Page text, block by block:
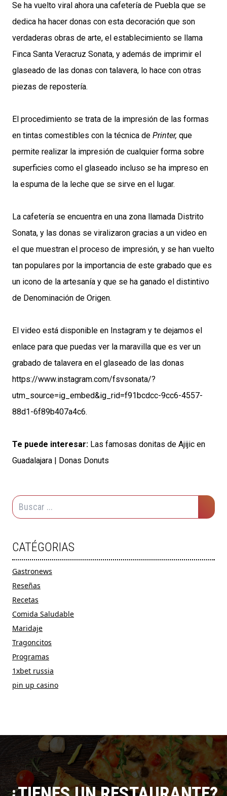
Se ha vuelto viral ahora una cafetería de Puebla que se
dedica ha hacer donas con esta decoración que son
verdaderas obras de arte, el establecimiento se llama
Finca Santa Veracruz Sonata, y además de imprimir el
glaseado de las donas con talavera, lo hace con otras
piezas de repostería.
El procedimiento se trata de la impresión de las formas
en tintas comestibles con la técnica de Printer, que
permite realizar la impresión de cualquier forma sobre
superficies como el glaseado incluso se ha impreso en
la espuma de la leche que se sirve en el lugar.
La cafetería se encuentra en una zona llamada Distrito
Sonata, y las donas se viralizaron gracias a un video en
el que muestran el proceso de impresión, y se han vuelto
tan populares por la importancia de este grabado que es
un icono de la artesanía y que se ha ganado el distintivo
de Denominación de Origen.
El video está disponible en Instagram y te dejamos el
enlace para que puedas ver la maravilla que es ver un
grabado de talavera en el glaseado de las donas
https://www.instagram.com/fsvsonata/?
utm_source=ig_embed&ig_rid=f91bcdcc-9cc6-4557-
88d1-6f89b407a4c6.
Te puede interesar: Las famosas donitas de Ajijic en
Guadalajara | Donas Donuts
CATÉGORIAS
Gastronews
Reseñas
Recetas
Comida Saludable
Maridaje
Tragoncitos
Programas
1xbet russia
pin up casino